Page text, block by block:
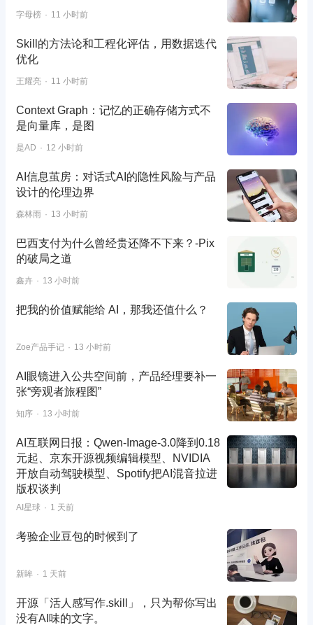
字母榜 11 小时前
Skill的方法论和工程化评估，用数据迭代
优化
王耀亮 11 小时前
Context Graph：记忆的正确存储方式不
是向量库，是图
是AD 12 小时前
AI信息茧房：对话式AI的隐性风险与产品
设计的伦理边界
森林雨 13 小时前
巴西支付为什么曾经贵还降不下来？-Pix
的破局之道
鑫卉 13 小时前
把我的价值赋能给 AI，那我还值什么？
Zoe产品手记 13 小时前
AI眼镜进入公共空间前，产品经理要补一
张“旁观者旅程图”
知序 13 小时前
AI互联网日报：Qwen-Image-3.0降到0.18
元起、京东开源视频编辑模型、NVIDIA
开放自动驾驶模型、Spotify把AI混音拉进
版权谈判
AI星球 1 天前
考验企业豆包的时候到了
新眸 1 天前
开源「活人感写作.skill」，只为帮你写出
没有AI味的文字。